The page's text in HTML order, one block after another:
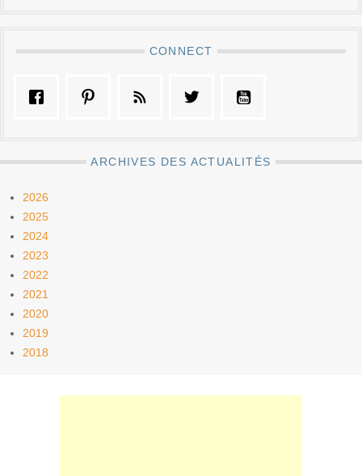
CONNECT
ARCHIVES DES ACTUALITÉS
2026
2025
2024
2023
2022
2021
2020
2019
2018